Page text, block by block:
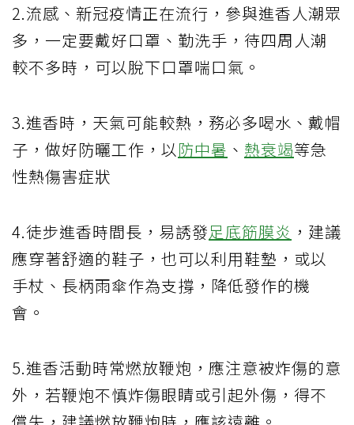
2.流感、新冠疫情正在流行，參與進香人潮眾
多，一定要戴好口罩、勤洗手，待四周人潮
較不多時，可以脫下口罩喘口氣。
3.進香時，天氣可能較熱，務必多喝水、戴帽
子，做好防曬工作，以防中暑 、 熱衰竭等急
性熱傷害症狀
4.徒步進香時間長，易誘發足底筋膜炎 ，建議
應穿著舒適的鞋子，也可以利用鞋墊，或以
手杖、長柄雨傘作為支撐，降低發作的機
會。
5.進香活動時常燃放鞭炮，應注意被炸傷的意
外，若鞭炮不慎炸傷眼睛或引起外傷，得不